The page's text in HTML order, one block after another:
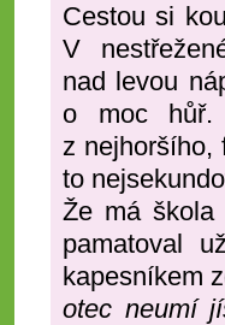
Cestou si
V
nad levou
o moc hůř.
z nejhoršího,
to
Že má škola
pamatoval
kapesníkem
otec neumí